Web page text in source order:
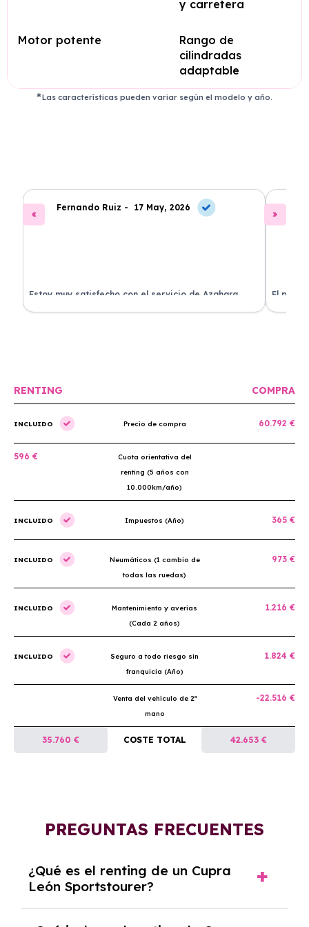
y carretera
Motor potente
Rango de
cilindradas
adaptable
Las características pueden variar según el modelo y año.
Fernando Ruiz - 17 May, 2026
Estoy muy satisfecho con el servicio de Azahara
Renting. El coche está en perfectas condiciones y el
El
llegó
RENTING COMPRA
INCLUIDO Precio de compra 60.792 €
596 €
Cuota orientativa del
renting (5 años con
10.000km/año)
INCLUIDO Impuestos (Año) 365 €
INCLUIDO
Neumáticos (1 cambio de
todas las ruedas)
973 €
INCLUIDO
Mantenimiento y averías
(Cada 2 años)
1.216 €
INCLUIDO
Seguro a todo riesgo sin
franquicia (Año)
1.824 €
Venta del vehículo de 2ª
mano
-22.516 €
35.760 € COSTE TOTAL 42.653 €
PREGUNTAS FRECUENTES
¿Qué es el renting de un Cupra
León Sportstourer?